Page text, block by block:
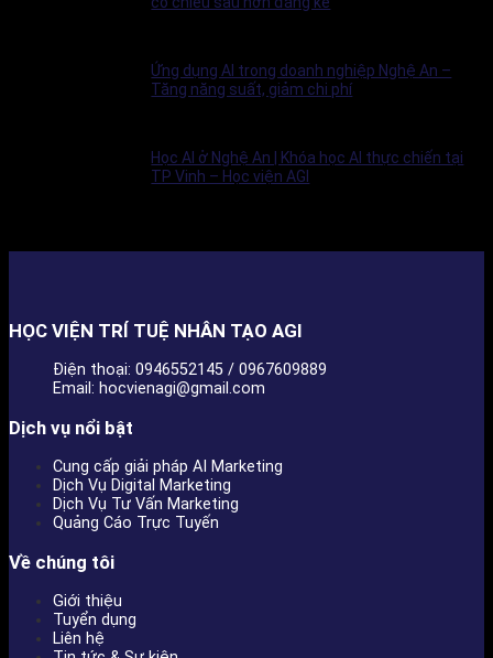
Ứng dụng AI trong doanh nghiệp Nghệ An –
Tăng năng suất, giảm chi phí
Học AI ở Nghệ An | Khóa học AI thực chiến tại
TP Vinh – Học viện AGI
HỌC VIỆN TRÍ TUỆ NHÂN TẠO AGI
Điện thoại: 0946552145 / 0967609889
Email: hocvienagi@gmail.com
Dịch vụ nổi bật
Cung cấp giải pháp AI Marketing
Dịch Vụ Digital Marketing
Dịch Vụ Tư Vấn Marketing
Quảng Cáo Trực Tuyến
Về chúng tôi
Giới thiệu
Tuyển dụng
Liên hệ